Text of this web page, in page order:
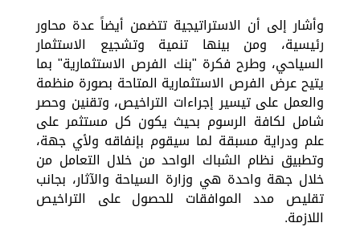
وأشار إلى أن الاستراتيجية تتضمن أيضاً عدة محاور
رئيسية، ومن بينها تنمية وتشجيع الاستثمار
السياحي، وطرح فكرة "بنك الفرص الاستثمارية" بما
يتيح عرض الفرص الاستثمارية المتاحة بصورة منظمة
والعمل على تيسير إجراءات التراخيص، وتقنين وحصر
شامل لكافة الرسوم بحيث يكون كل مستثمر على
علم ودراية مسبقة لما سيقوم بإنفاقه ولأي جهة،
وتطبيق نظام الشباك الواحد من خلال التعامل من
خلال جهة واحدة هي وزارة السياحة والآثار، بجانب
تقليص مدد الموافقات للحصول على التراخيص
اللازمة.